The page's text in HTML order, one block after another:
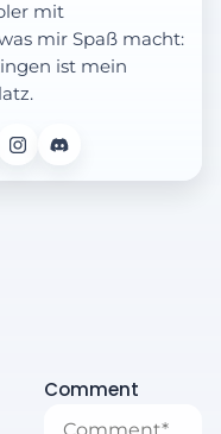
mit
mir Spaß macht:
ist mein
Comment